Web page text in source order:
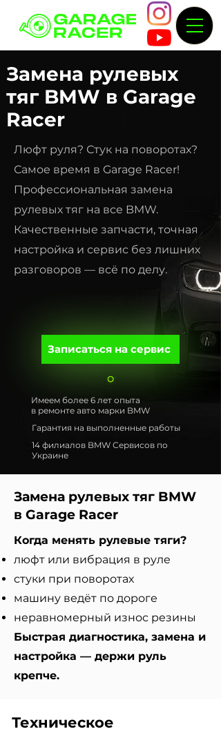
Замена рулевых
тяг BMW в Garage
Racer
Люфт руля? Стук на поворотах?
Самое время в Garage Racer!
Профессиональная замена
рулевых тяг на все BMW.
Качественные запчасти, точная
настройка и сервис без лишних
разговоров — всё по делу.
Записаться на сервис
Имеем более 6 лет опыта
в ремонте авто марки BMW
Гарантия на выполненные работы
14 филиалов BMW Сервисов по
Украине
Замена рулевых тяг BMW
в Garage Racer
Когда менять рулевые тяги?
люфт или вибрация в руле
стуки при поворотах
машину ведёт по дороге
неравномерный износ резины
Быстрая диагностика, замена и
настройка — держи руль
крепче.
Техническое